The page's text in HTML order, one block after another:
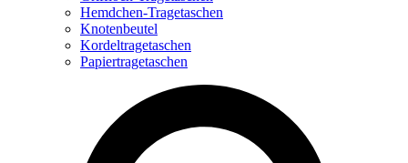
Hemdchen-Tragetaschen
Knotenbeutel
Kordeltragetaschen
Papiertragetaschen